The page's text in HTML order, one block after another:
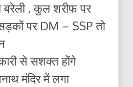
बरेली , कुल शरीफ पर
पर DM – SSP तो
से सशक्त होंगे
मंदिर में लगा